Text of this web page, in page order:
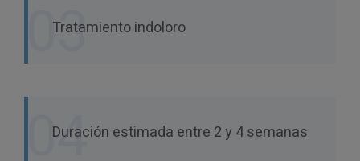
03
Tratamiento indoloro
04
Duración estimada entre 2 y 4 semanas